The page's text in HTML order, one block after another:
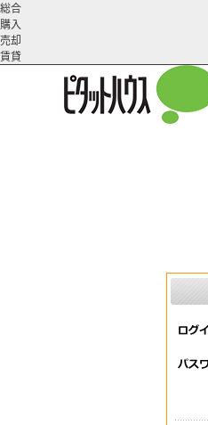
総合
購入
売却
賃貸